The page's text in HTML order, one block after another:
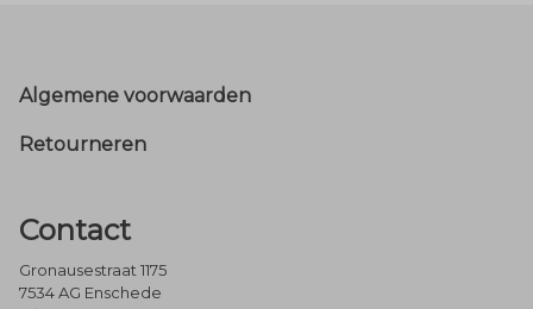
Footer
Algemene voorwaarden
Retourneren
Contact
Gronausestraat 1175
7534 AG Enschede